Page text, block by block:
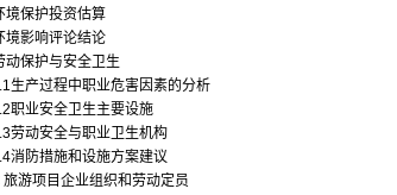
境保护投资估算
境影响评论结论
动保护与安全卫生
生产过程中职业危害因素的分析
职业安全卫生主要设施
劳动安全与职业卫生机构
消防措施和设施方案建议
旅游项目企业组织和劳动定员